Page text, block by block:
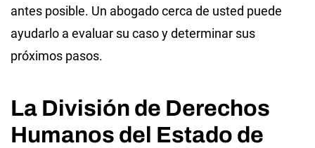
antes posible. Un abogado cerca de usted puede
ayudarlo a evaluar su caso y determinar sus
próximos pasos.
La División de Derechos
Humanos del Estado de